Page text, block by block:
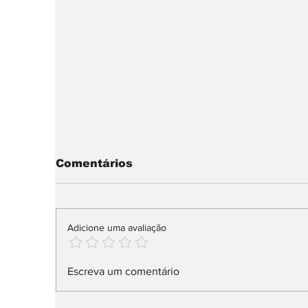
Nissan muda liderança
vez de Albaisa
Comentários
Adicione uma avaliação
Escreva um comentário